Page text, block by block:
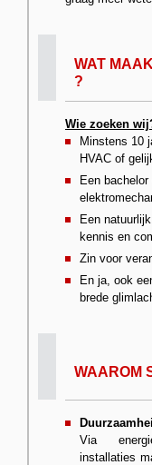
WAT
?
Wie zoeken
Minstens 10
HVAC of
Een bachelor
Een
kennis en
Zin voor
En ja, ook
brede
WAAROM
Via
installaties